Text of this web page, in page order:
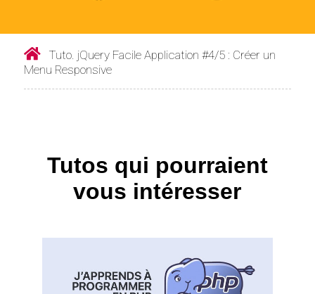
Tuto. jQuery Facile Application #4/5 : Créer un
Menu Responsive
Tutos qui pourraient
vous intéresser